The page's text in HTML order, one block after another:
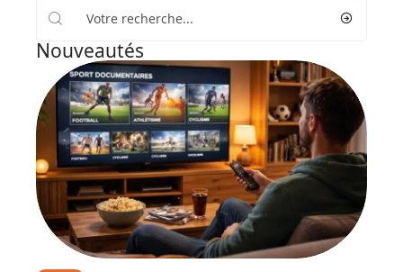
Nouveautés